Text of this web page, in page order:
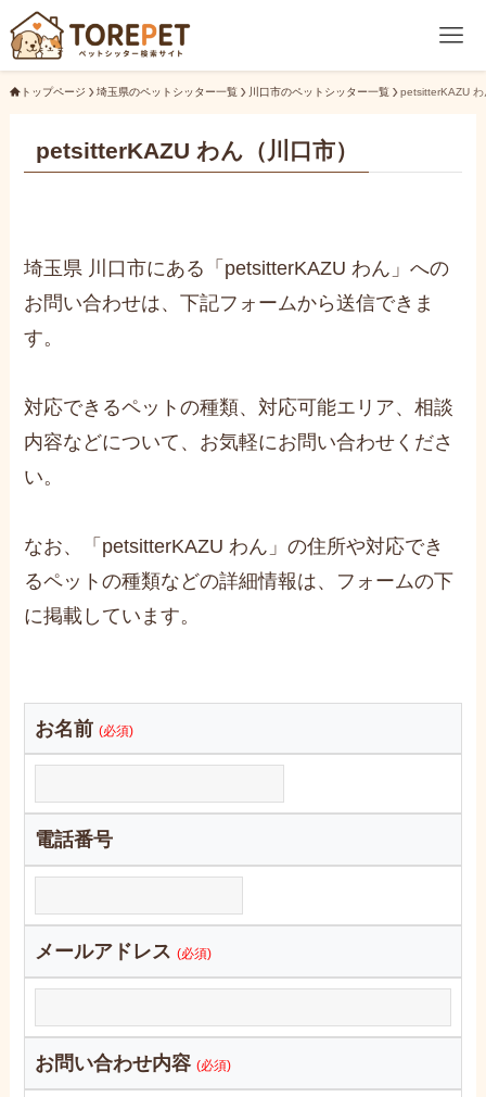
トップページ 埼玉県のペットシッター一覧 川口市のペットシッター一覧 petsitterKAZU わ
petsitterKAZU わん（川口市）
埼玉県 川口市にある「petsitterKAZU わん」への
お問い合わせは、下記フォームから送信できま
す。
対応できるペットの種類、対応可能エリア、相談
内容などについて、お気軽にお問い合わせくださ
い。
なお、「petsitterKAZU わん」の住所や対応でき
るペットの種類などの詳細情報は、フォームの下
に掲載しています。
お名前 (必須)
電話番号
メールアドレス (必須)
お問い合わせ内容 (必須)